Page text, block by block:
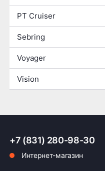
PT Cruiser
Sebring
Voyager
Vision
+7 (831) 280-98-30
Интернет-магазин